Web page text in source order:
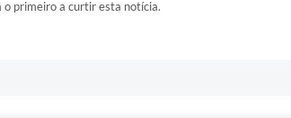
o primeiro a curtir esta notícia.